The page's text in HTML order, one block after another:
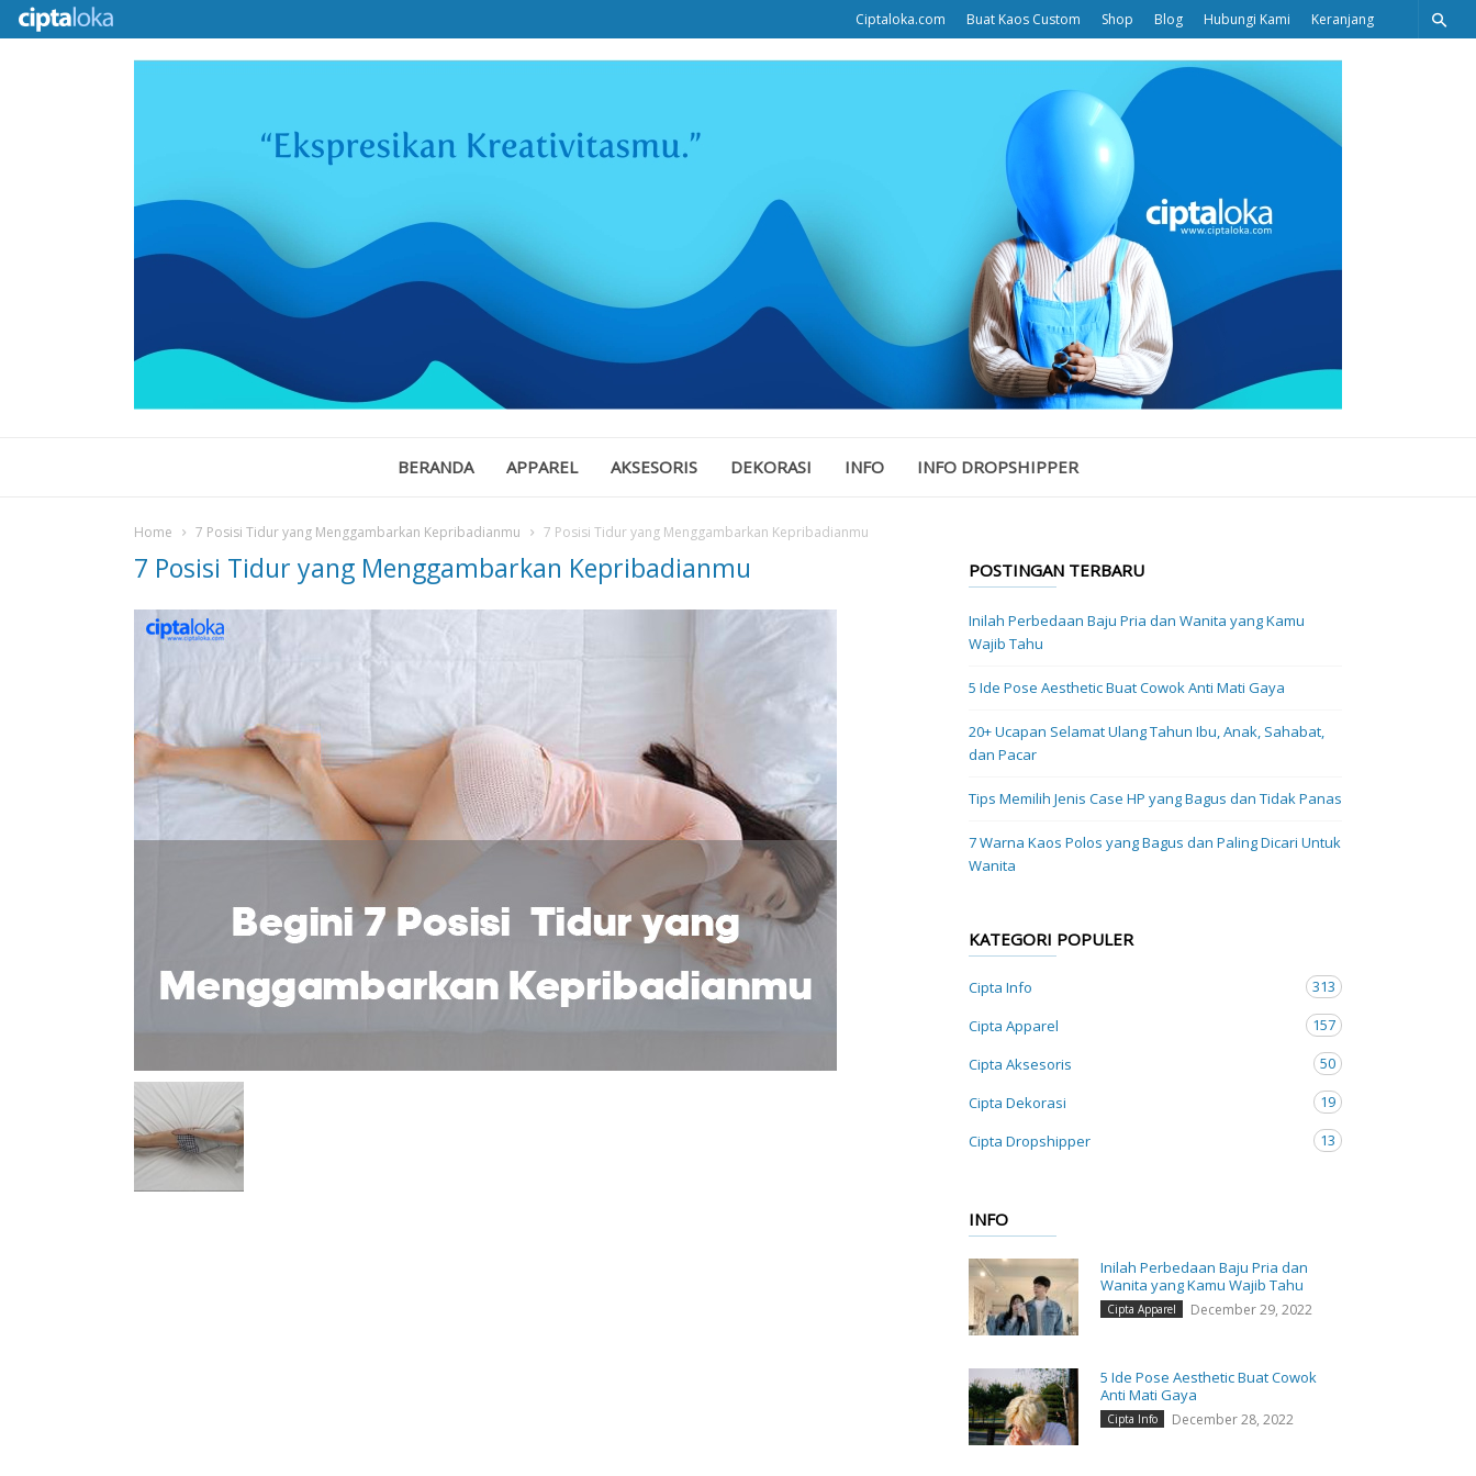
Ciptaloka.com Buat Kaos Custom Shop Blog Hubungi Kami Keranjang
BERANDA APPAREL AKSESORIS DEKORASI INFO INFO DROPSHIPPER
Home 7 Posisi Tidur yang Menggambarkan Kepribadianmu 7 Posisi Tidur yang Menggambarkan Kepribadianmu
7 Posisi Tidur yang Menggambarkan Kepribadianmu POSTINGAN TERBARU
Inilah Perbedaan Baju Pria dan Wanita yang Kamu
Wajib Tahu
5 Ide Pose Aesthetic Buat Cowok Anti Mati Gaya
20+ Ucapan Selamat Ulang Tahun Ibu, Anak, Sahabat,
dan Pacar
Tips Memilih Jenis Case HP yang Bagus dan Tidak Panas
7 Warna Kaos Polos yang Bagus dan Paling Dicari Untuk
Wanita
KATEGORI POPULER
Cipta Info
313
Cipta Apparel
157
Cipta Aksesoris
50
Cipta Dekorasi
19
Cipta Dropshipper
13
INFO
Inilah Perbedaan Baju Pria dan
Wanita yang Kamu Wajib Tahu
Cipta Apparel December 29, 2022
5 Ide Pose Aesthetic Buat Cowok
Anti Mati Gaya
Cipta Info December 28, 2022